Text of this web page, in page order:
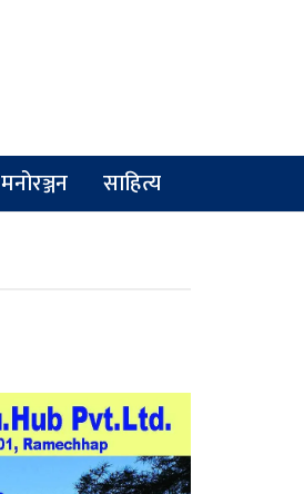
मनोरञ्जन साहित्य